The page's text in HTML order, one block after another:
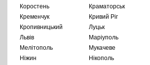
Коростень
Краматорськ
Кременчук
Кривий Ріг
Кропивницький
Луцьк
Львів
Маріуполь
Мелітополь
Мукачеве
Ніжин
Нікополь